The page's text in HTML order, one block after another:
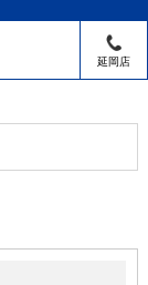
延岡店